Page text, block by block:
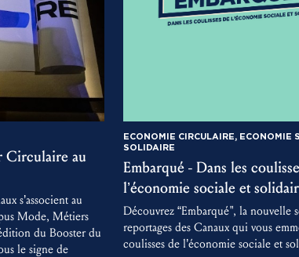
Circulaire au
s’associent au
Mode, Métiers
du Booster du
le signe de
ECONOMIE CIRCULAIRE, ECONOMIE
SOLIDAIRE
Embarqué - Dans les
l’économie sociale et
Découvrez “Embarqué", la nouvelle
reportages des Canaux qui vous
coulisses de l’économie sociale et